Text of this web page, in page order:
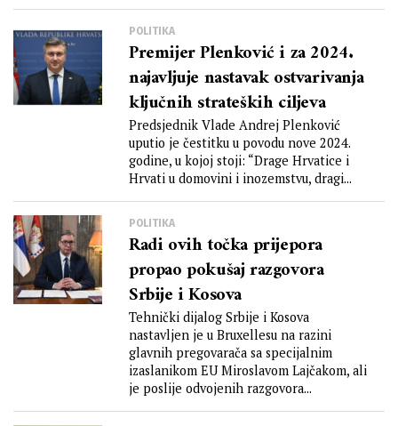
POLITIKA
Premijer Plenković i za 2024.
najavljuje nastavak ostvarivanja
ključnih strateških ciljeva
Predsjednik Vlade Andrej Plenković
uputio je čestitku u povodu nove 2024.
godine, u kojoj stoji: “Drage Hrvatice i
Hrvati u domovini i inozemstvu, dragi...
POLITIKA
Radi ovih točka prijepora
propao pokušaj razgovora
Srbije i Kosova
Tehnički dijalog Srbije i Kosova
nastavljen je u Bruxellesu na razini
glavnih pregovarača sa specijalnim
izaslanikom EU Miroslavom Lajčakom, ali
je poslije odvojenih razgovora...